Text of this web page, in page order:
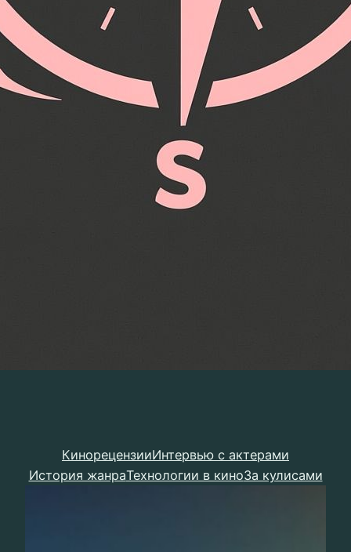
КинорецензииИнтервью с актерами
История жанраТехнологии в киноЗа кулисами